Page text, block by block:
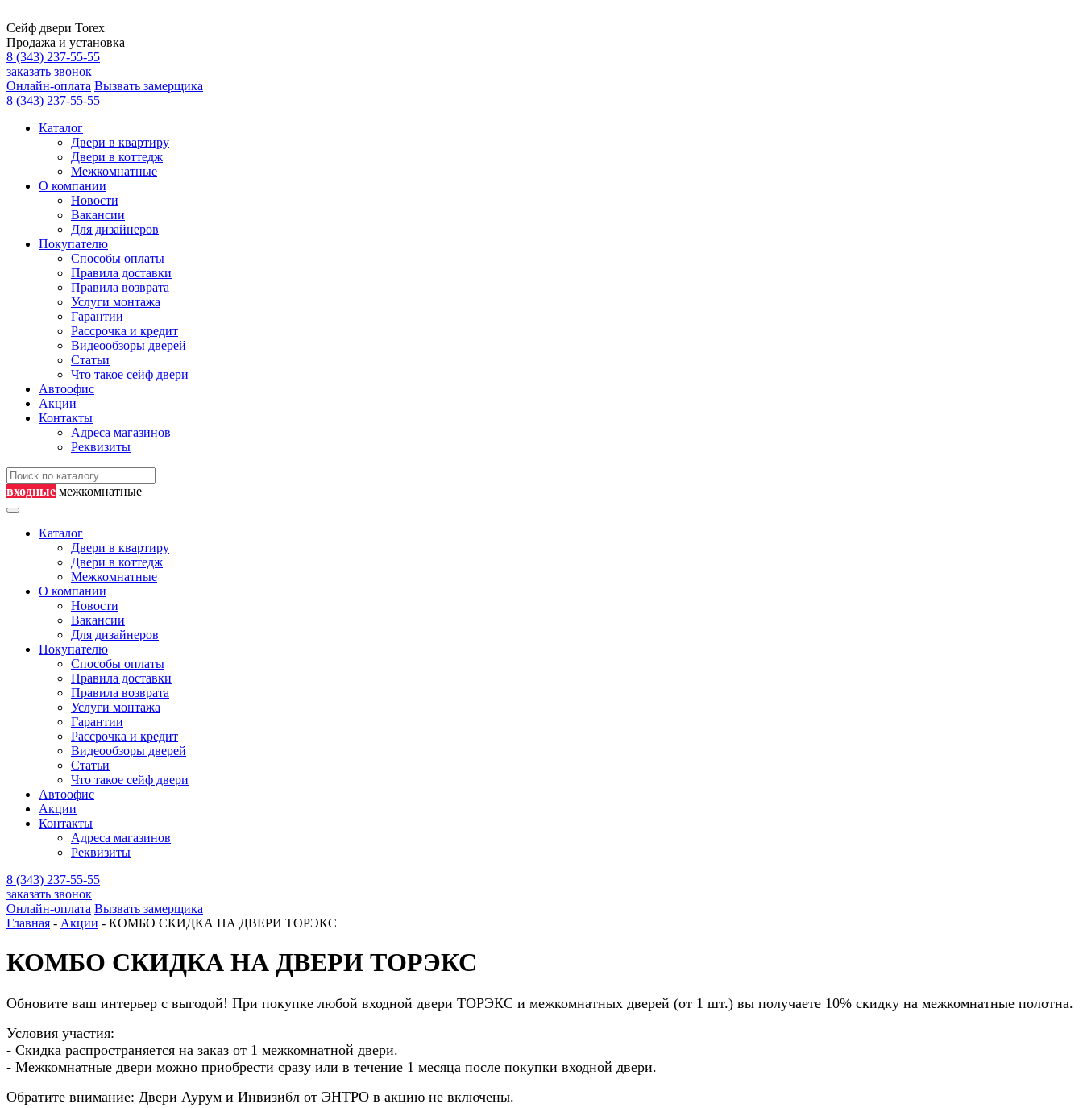
Сейф двери Torex
Продажа и установка
8 (343) 237-55-55
заказать звонок
Онлайн-оплата Вызвать замерщика
8 (343) 237-55-55
Каталог
Двери в квартиру
Двери в коттедж
Межкомнатные
О компании
Новости
Вакансии
Для дизайнеров
Покупателю
Способы оплаты
Правила доставки
Правила возврата
Услуги монтажа
Гарантии
Рассрочка и кредит
Видеообзоры дверей
Статьи
Что такое сейф двери
Автоофис
Акции
Контакты
Адреса магазинов
Реквизиты
входные межкомнатные
Каталог
Двери в квартиру
Двери в коттедж
Межкомнатные
О компании
Новости
Вакансии
Для дизайнеров
Покупателю
Способы оплаты
Правила доставки
Правила возврата
Услуги монтажа
Гарантии
Рассрочка и кредит
Видеообзоры дверей
Статьи
Что такое сейф двери
Автоофис
Акции
Контакты
Адреса магазинов
Реквизиты
8 (343) 237-55-55
заказать звонок
Онлайн-оплата Вызвать замерщика
Главная - Акции - КОМБО СКИДКА НА ДВЕРИ ТОРЭКС
КОМБО СКИДКА НА ДВЕРИ ТОРЭКС
Обновите ваш интерьер с выгодой! При покупке любой входной двери ТОРЭКС и межкомнатных дверей (от 1 шт.) вы получаете 10% скидку на межкомнатные полотна.
Условия участия:
- Скидка распространяется на заказ от 1 межкомнатной двери.
- Межкомнатные двери можно приобрести сразу или в течение 1 месяца после покупки входной двери.
Обратите внимание: Двери Аурум и Инвизибл от ЭНТРО в акцию не включены.